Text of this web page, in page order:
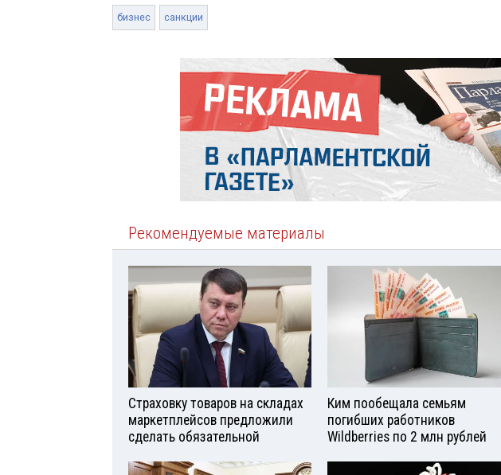
бизнес санкции
Рекомендуемые материалы
Страховку товаров на складах
маркетплейсов предложили
сделать обязательной
Ким пообещала семьям
погибших работников
Wildberries по 2 млн рублей